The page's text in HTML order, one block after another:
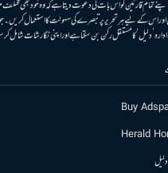
تمام قارئین کو اس بات کی دعوت دیتا ہے کہ وہ خود بھی
اور اس کے لیے ہر تحریر پر تبصرے کی سہولت کا استعمال
ادارہ ’دلیل‘ کا مستقل رکن بن سکتا ہے اور اپنی نگارشات شامل
Buy
Herald